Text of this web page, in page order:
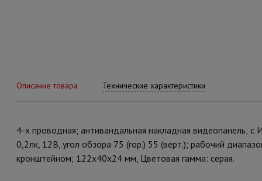
Описание товара Технические характеристики
4-х проводная; антивандальная накладная видеопанель;
0,2лк, 12В, угол обзора 75 (гор.) 55 (верт.); рабочий
кронштейном; 122х40х24 мм, Цветовая гамма: серая.